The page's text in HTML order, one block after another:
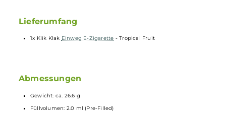
Indikator-LED
Keine Einstellungen notwendig
Vorbefüllt mit 2.0 ml
Nikotingehalt: 20 mg/ml
100% TPD konform